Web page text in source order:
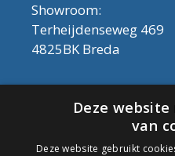
Showroom:
Terheijdenseweg 469
4825BK Breda
Let op!
halen in de
contant geld betaald
Deze
van
Deze website gebruikt